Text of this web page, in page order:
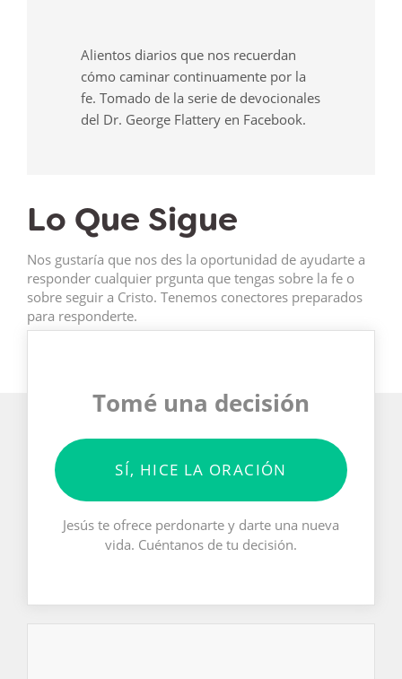
Alientos diarios que nos recuerdan
cómo caminar continuamente por la
fe. Tomado de la serie de devocionales
del Dr. George Flattery en Facebook.
Lo Que Sigue
Nos gustaría que nos des la oportunidad de ayudarte a
responder cualquier prgunta que tengas sobre la fe o
sobre seguir a Cristo. Tenemos conectores preparados
para responderte.
Tomé una decisión
SÍ, HICE LA ORACIÓN
Jesús te ofrece perdonarte y darte una nueva
vida. Cuéntanos de tu decisión.